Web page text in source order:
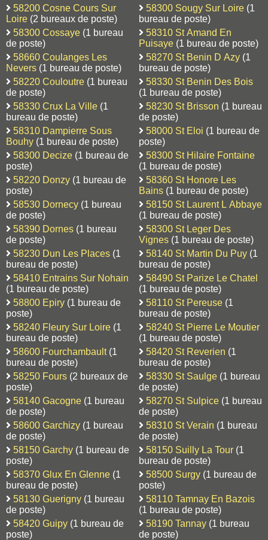
58200 Cosne Cours Sur
Loire (2 bureaux de poste)
58300 Cossaye (1 bureau
de poste)
58660 Coulanges Les
Nevers (1 bureau de poste)
58220 Couloutre (1 bureau
de poste)
58330 Crux La Ville (1
bureau de poste)
58310 Dampierre Sous
Bouhy (1 bureau de poste)
58300 Decize (1 bureau de
poste)
58220 Donzy (1 bureau de
poste)
58530 Dornecy (1 bureau
de poste)
58390 Dornes (1 bureau
de poste)
58230 Dun Les Places (1
bureau de poste)
58410 Entrains Sur Nohain
(1 bureau de poste)
58800 Epiry (1 bureau de
poste)
58240 Fleury Sur Loire (1
bureau de poste)
58600 Fourchambault(1
bureau de poste)
58250 Fours (2 bureaux de
poste)
58140 Gacogne (1 bureau
de poste)
58600 Garchizy (1 bureau
de poste)
58150 Garchy (1 bureau de
poste)
58370 Glux En Glenne (1
bureau de poste)
58130 Guerigny (1 bureau
de poste)
58420 Guipy (1 bureau de
poste)
58300 Sougy Sur Loire (1
bureau de poste)
58310 St Amand En
Puisaye (1 bureau de poste)
58270 St Benin D Azy (1
bureau de poste)
58330 St Benin Des Bois
(1 bureau de poste)
58230 St Brisson (1 bureau
de poste)
58000 St Eloi (1 bureau de
poste)
58300 St Hilaire Fontaine
(1 bureau de poste)
58360 St Honore Les
Bains (1 bureau de poste)
58150 St Laurent L Abbaye
(1 bureau de poste)
58300 St Leger Des
Vignes (1 bureau de poste)
58140 St Martin Du Puy (1
bureau de poste)
58490 St Parize Le Chatel
(1 bureau de poste)
58110 St Pereuse (1
bureau de poste)
58240 St Pierre Le Moutier
(1 bureau de poste)
58420 St Reverien (1
bureau de poste)
58330 St Saulge (1 bureau
de poste)
58270 St Sulpice (1 bureau
de poste)
58310 St Verain (1 bureau
de poste)
58150 Suilly La Tour (1
bureau de poste)
58500 Surgy (1 bureau de
poste)
58110 Tamnay En Bazois
(1 bureau de poste)
58190 Tannay (1 bureau
de poste)